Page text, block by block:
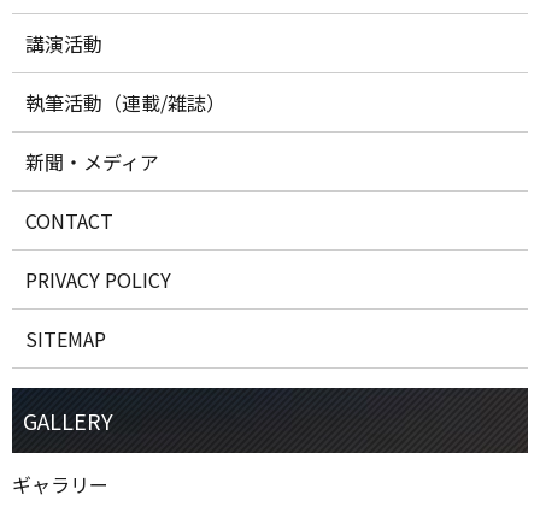
講演活動
執筆活動（連載/雑誌）
新聞・メディア
CONTACT
PRIVACY POLICY
SITEMAP
ギャラリー